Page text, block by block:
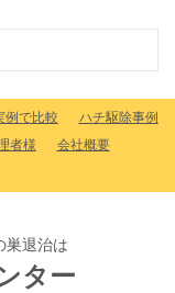
例で比較
ハチ駆除事例
者様
会社概要
巣退治は
ター